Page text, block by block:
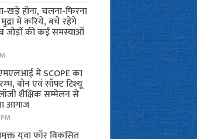
खड़े होना, चलना-फिरना
में करिये, बचे रहेंगे
जोड़ों की कई समस्याओं
में SCOPE का
बोन एवं सॉफ्ट टिश्यू
शैक्षिक सम्मेलन से
आगाज
युवा फॉर विकसित